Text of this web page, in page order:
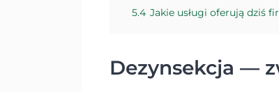
5.4 Jakie usługi oferują dziś
Dezynsekcja —